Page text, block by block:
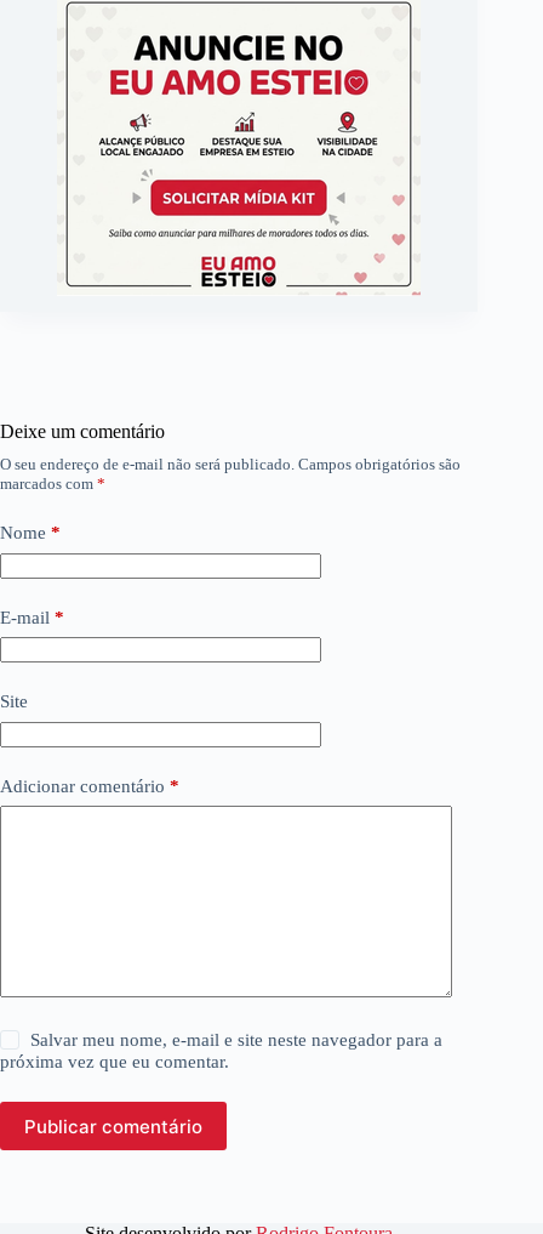
Deixe um comentário
O seu endereço de e-mail não será publicado. Campos obrigatórios são
marcados com *
Nome *
E-mail *
Site
Adicionar comentário *
Salvar meu nome, e-mail e site neste navegador para a
próxima vez que eu comentar.
Publicar comentário